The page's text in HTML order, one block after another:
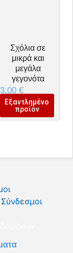
Σχόλια σε
μικρά και
μεγάλα
γεγονότα
3,00 €
Εξαντλημένο
προϊόν